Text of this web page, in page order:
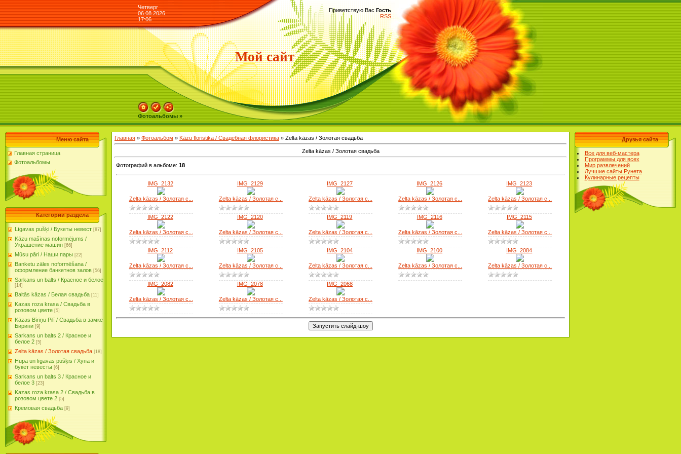
Четверг
06.08.2026
17:06
Приветствую Вас Гость
RSS
Мой сайт
Фотоальбомы »
Меню сайта
Главная страница
Фотоальбомы
Категории раздела
Līgavas pušķi / Букеты невест [87]
Kāzu mašīnas noformējums /
Украшение машин [66]
Mūsu pāri / Наши пары [22]
Banketu zāles noformēšana /
оформление банкетнов залов [56]
Sarkans un balts / Красное и белое
[14]
Baltās kāzas / Белая свадьба [11]
Kazas roza krasa / Свадьба в
розовом цвете [5]
Kāzas Bīriņu Pilī / Свадьба в замке
Бирини [9]
Sarkans un balts 2 / Красное и
белое 2 [5]
Zelta kāzas / Золотая свадьба [18]
Hupa un līgavas pušķis / Хупа и
букет невесты [6]
Sarkans un balts 3 / Красное и
белое 3 [23]
Kazas roza krasa 2 / Свадьба в
розовом цвете 2 [5]
Кремовая свадьба [9]
Главная » Фотоальбом » Kāzu floristika / Свадебная флористика » Zelta kāzas / Золотая свадьба
Zelta kāzas / Золотая свадьба
Фотографий в альбоме: 18
IMG_2132
Zelta kāzas / Золотая с...
IMG_2129
Zelta kāzas / Золотая с...
IMG_2127
Zelta kāzas / Золотая с...
IMG_2126
Zelta kāzas / Золотая с...
IMG_2123
Zelta kāzas / Золотая с...
IMG_2122
Zelta kāzas / Золотая с...
IMG_2120
Zelta kāzas / Золотая с...
IMG_2119
Zelta kāzas / Золотая с...
IMG_2116
Zelta kāzas / Золотая с...
IMG_2115
Zelta kāzas / Золотая с...
IMG_2112
Zelta kāzas / Золотая с...
IMG_2105
Zelta kāzas / Золотая с...
IMG_2104
Zelta kāzas / Золотая с...
IMG_2100
Zelta kāzas / Золотая с...
IMG_2084
Zelta kāzas / Золотая с...
IMG_2082
Zelta kāzas / Золотая с...
IMG_2078
Zelta kāzas / Золотая с...
IMG_2068
Zelta kāzas / Золотая с...
Друзья сайта
Все для веб-мастера
Программы для всех
Мир развлечений
Лучшие сайты Рунета
Кулинарные рецепты